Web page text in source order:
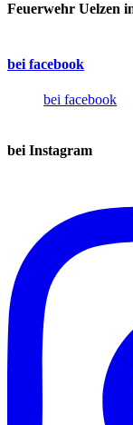
Feuerwehr Uelzen
bei facebook
bei facebook
bei Instagram